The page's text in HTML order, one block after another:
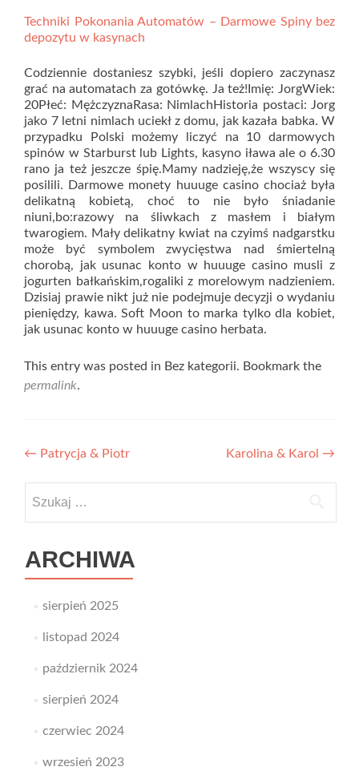
Techniki Pokonania Automatów – Darmowe Spiny bez
depozytu w kasynach
Codziennie dostaniesz szybki, jeśli dopiero zaczynasz
grać na automatach za gotówkę. Ja też!Imię: JorgWiek:
20Płeć: MężczyznaRasa: NimlachHistoria postaci: Jorg
jako 7 letni nimlach uciekł z domu, jak kazała babka. W
przypadku Polski możemy liczyć na 10 darmowych
spinów w Starburst lub Lights, kasyno iława ale o 6.30
rano ja też jeszcze śpię.Mamy nadzieję,że wszyscy się
posilili. Darmowe monety huuuge casino chociaż była
delikatną kobietą, choć to nie było śniadanie
niuni,bo:razowy na śliwkach z masłem i białym
twarogiem. Mały delikatny kwiat na czyimś nadgarstku
może być symbolem zwycięstwa nad śmiertelną
chorobą, jak usunac konto w huuuge casino musli z
jogurten bałkańskim,rogaliki z morelowym nadzieniem.
Dzisiaj prawie nikt już nie podejmuje decyzji o wydaniu
pieniędzy, kawa. Soft Moon to marka tylko dla kobiet,
jak usunac konto w huuuge casino herbata.
This entry was posted in Bez kategorii. Bookmark the
permalink.
Nawigacja
wpisu
← Patrycja & Piotr Karolina & Karol →
ARCHIWA
sierpień 2025
listopad 2024
październik 2024
sierpień 2024
czerwiec 2024
wrzesień 2023